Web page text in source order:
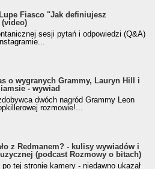
Fiasco "Jak definiujesz
sesji pytań i odpowiedzi (Q&A)
o wygranych Grammy, Lauryn Hill i
- wywiad
dwóch nagród Grammy Leon
rozmowie!...
z Redmanem? - kulisy wywiadów i
(podcast Rozmowy o bitach)
tej stronie kamery - niedawno ukazał